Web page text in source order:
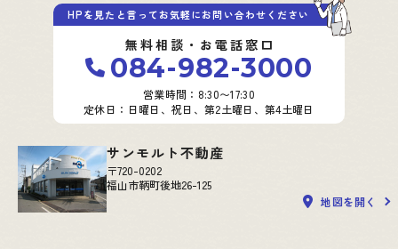
HPを見たと言ってお気軽にお問い合わせください
無料相談・お電話窓口
084-982-3000
営業時間：8:30〜17:30
定休日：日曜日、祝日、第2土曜日、第4土曜日
サンモルト不動産
〒720-0202
福山市鞆町後地26-125
地図を開く